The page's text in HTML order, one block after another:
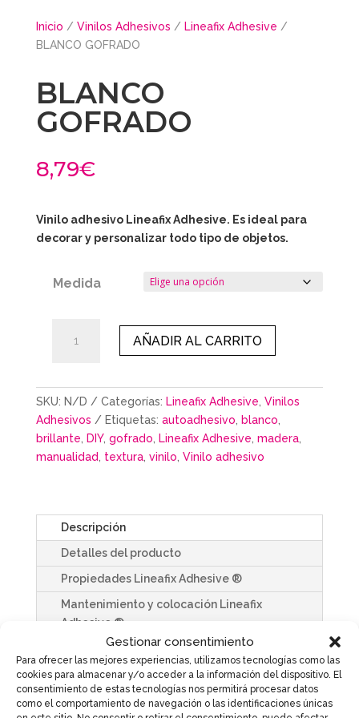
Gestionar consentimiento
Para ofrecer las mejores experiencias, utilizamos tecnologías como las
cookies para almacenar y/o acceder a la información del dispositivo. El
consentimiento de estas tecnologías nos permitirá procesar datos
como el comportamiento de navegación o las identificaciones únicas
Inicio / Vinilos Adhesivos / Lineafix Adhesive /
BLANCO GOFRADO
BLANCO
GOFRADO
8,79€
Vinilo adhesivo Lineafix Adhesive. Es ideal para
decorar y personalizar todo tipo de objetos.
Medida
GOFRADO
AÑADIR AL CARRITO
SKU: N/D Categorías: Lineafix Adhesive Vinilos
Adhesivos
Etiquetas: autoadhesivo blanco
brillante DIY, gofrado Lineafix Adhesive madera,
manualidad textura, vinilo Vinilo adhesivo
Descripción
Detalles del producto
Propiedades Lineafix Adhesive ®
Mantenimiento y colocación Lineafix
Adhesive ®
El vinilo adhesivoBLANCO GOFRADOtiene
textura lisa y brillante de color blanco
óptico. Es ideal para decorar y personalizar